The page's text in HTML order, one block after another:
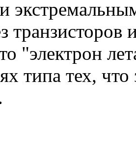
транзисторов
"электрон
типа тех,